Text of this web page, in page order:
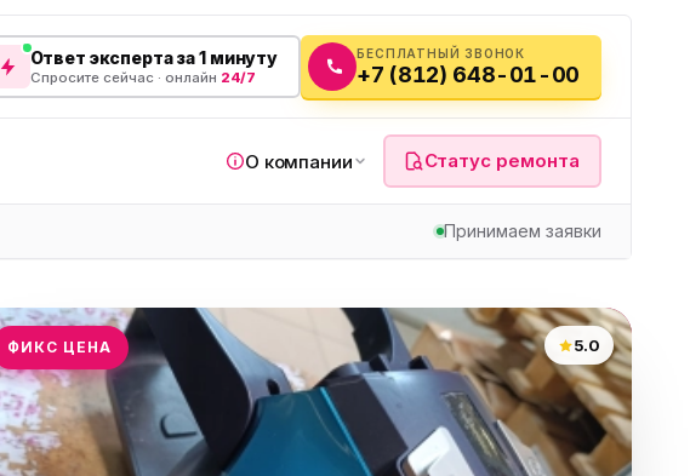
Ответ эксперта за 1 минуту
Спросите сейчас · онлайн 24/7
БЕСПЛАТНЫЙ ЗВОНОК
+7 (812) 648-01-00
Посудомоечная
машина
Беговая дорожка
Духовой шкаф
О компании Статус ремонта
Принимаем заявки
ФИКС ЦЕНА 5.0